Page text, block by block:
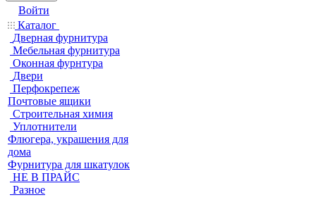
Войти
Каталог
Дверная фурнитура
Мебельная фурнитура
Оконная фурнтура
Двери
Перфокрепеж
Почтовые ящики
Строительная химия
Уплотнители
Флюгера, украшения для
дома
Фурнитура для шкатулок
НЕ В ПРАЙС
Разное